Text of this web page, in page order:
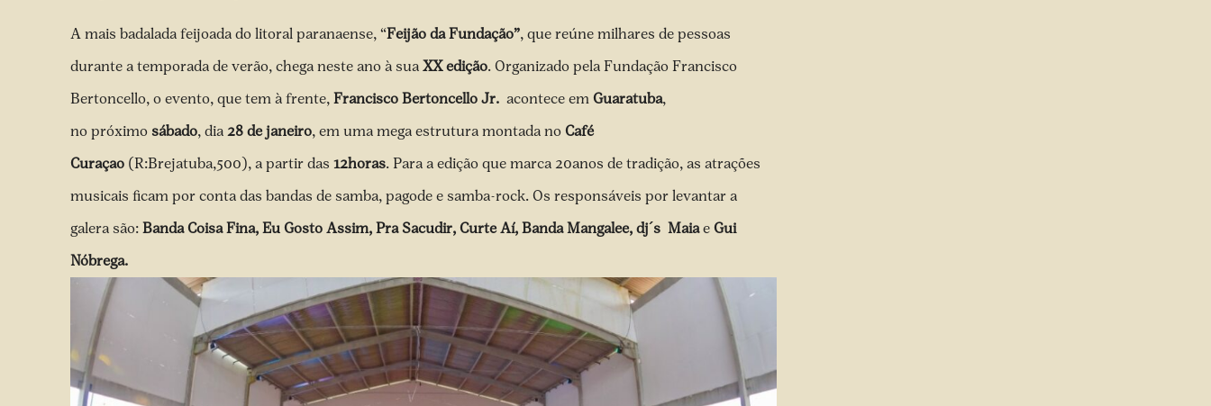
A mais badalada feijoada do litoral paranaense, “Feijão da Fundação”, que reúne milhares de pessoas
durante a temporada de verão, chega neste ano à sua XX edição. Organizado pela Fundação Francisco
Bertoncello, o evento, que tem à frente, Francisco Bertoncello Jr. acontece em Guaratuba,
no próximo sábado, dia 28 de janeiro, em uma mega estrutura montada no Café
Curaçao (R:Brejatuba,500), a partir das 12horas. Para a edição que marca 20anos de tradição, as atrações
musicais ficam por conta das bandas de samba, pagode e samba-rock. Os responsáveis por levantar a
galera são: Banda Coisa Fina, Eu Gosto Assim, Pra Sacudir, Curte Aí, Banda Mangalee, dj´s Maiae Gui
Nóbrega.